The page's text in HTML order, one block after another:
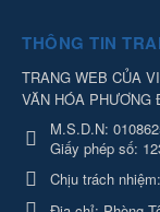
THÔNG TIN
TRANG WEB CỦA
VĂN HÓA PHƯƠNG
M.S.D.N:
Giấy phép số:
Chịu trách nhiệm: